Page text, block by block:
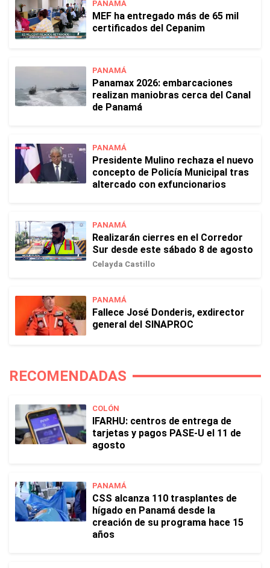
PANAMÁ
MEF ha entregado más de 65 mil
certificados del Cepanim
PANAMÁ
Panamax 2026: embarcaciones
realizan maniobras cerca del Canal
de Panamá
PANAMÁ
Presidente Mulino rechaza el nuevo
concepto de Policía Municipal tras
altercado con exfuncionarios
PANAMÁ
Realizarán cierres en el Corredor
Sur desde este sábado 8 de agosto
Celayda Castillo
PANAMÁ
Fallece José Donderis, exdirector
general del SINAPROC
RECOMENDADAS
COLÓN
IFARHU: centros de entrega de
tarjetas y pagos PASE-U el 11 de
agosto
PANAMÁ
CSS alcanza 110 trasplantes de
hígado en Panamá desde la
creación de su programa hace 15
años